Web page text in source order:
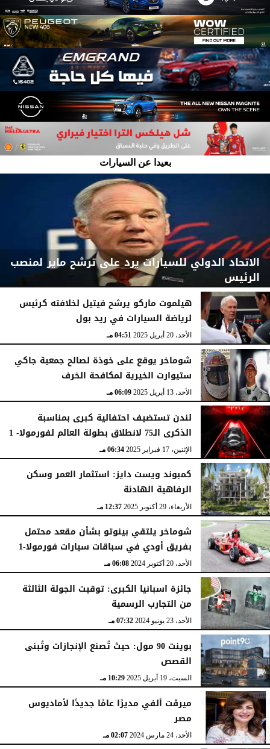
بعيدا عن السيارات
الاتحاد الدولي للسيارات يرد على ترشح ماير لمنصب
الرئيس
الأحد، 6 يوليو 2025 05:44 مـ
هيلموت ماركو يرشح فيتيل لخلافته كرئيس
لرياضة السيارات في ريد بول
الأحد، 20 أبريل 2025 04:51 مـ
شوماخر يوقع على خوذة لصالح جمعية جاكي
ستيوارت الخيرية لمكافحة الخرف
الأحد، 13 أبريل 2025 06:09 مـ
لندن تستضيف احتفالية كبرى بمناسبة
الذكرى الـ75 لانطلاق بطولة العالم لفورمولا- 1
الإثنين، 17 فبراير 2025 06:34 مـ
كمبوند ويست دايز: استثمار العمر وسكن
الرفاهية الهادئة
الأربعاء، 29 أكتوبر 2025 12:37 مـ
شوماخر يلتقي بينوتو بشأن مقعد محتمل
بفريق أودي في سباقات سيارات فورمولا-1
الأحد، 20 أكتوبر 2024 06:08 مـ
جائزة اسبانيا الكبرى: توقيت الجولة الثالثة
من التجارب الرسمية
الأحد، 23 يونيو 2024 07:32 مـ
بوينت 90 مول: حيث تُصنع الإنجازات وتُبنى
القصص
السبت، 19 أبريل 2025 10:29 مـ
ميرڨت ألفي مديرًا عامًا جديدًا لأماديوس
مصر
الأحد، 24 مارس 2024 02:07 مـ